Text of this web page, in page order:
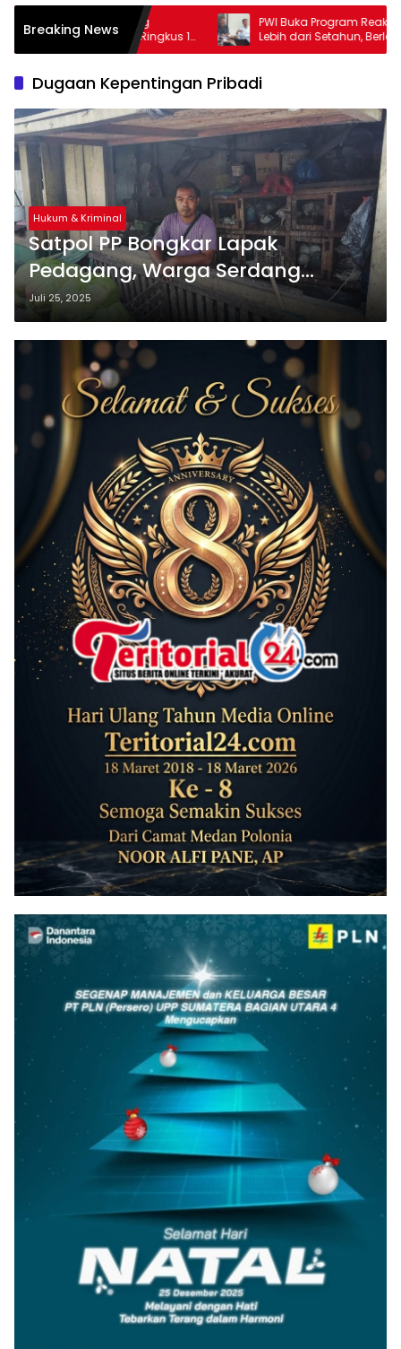
Breaking News
Ringkus 1
PWI Buka Program Reaktivasi KTA Mati
Lebih dari Setahun, Berlaku hingga 30
September 2026
Dugaan Kepentingan Pribadi
Hukum & Kriminal
‎Satpol PP Bongkar Lapak
Pedagang, Warga Serdang
Bedagai Tuding Ada Permainan
Juli 25, 2025